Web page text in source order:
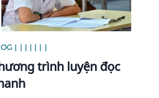
| | | | | | |
trình luyện đọc